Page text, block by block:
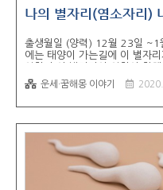
나의 별자리(염소자리)
출생월일 (양력) 12월 23일
에는 태양이 가는길에 이 별자
겉으로 보기에는 온화하고 얌전
성을 감추고 있는 것이 염소자
함과 절제, 절약의 성격으로 나
오겠다는 친구들의 핀잔도 듣
애행위는 볼 수 없겠고 단지 마
끝내는 마음을 움직이게 하고
운세·꿈해몽 이야기